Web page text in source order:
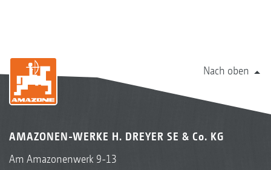
Nach oben
AMAZONEN-WERKE H. DREYER SE & Co. KG
Am Amazonenwerk 9-13